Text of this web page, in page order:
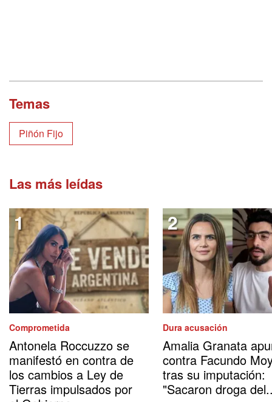
Temas
Piñón Fijo
Las más leídas
Comprometida
Antonela Roccuzzo se
manifestó en contra de
los cambios a Ley de
Tierras impulsados por
Dura acusación
Amalia Granata
contra Facundo
tras su imputación:
"Sacaron droga